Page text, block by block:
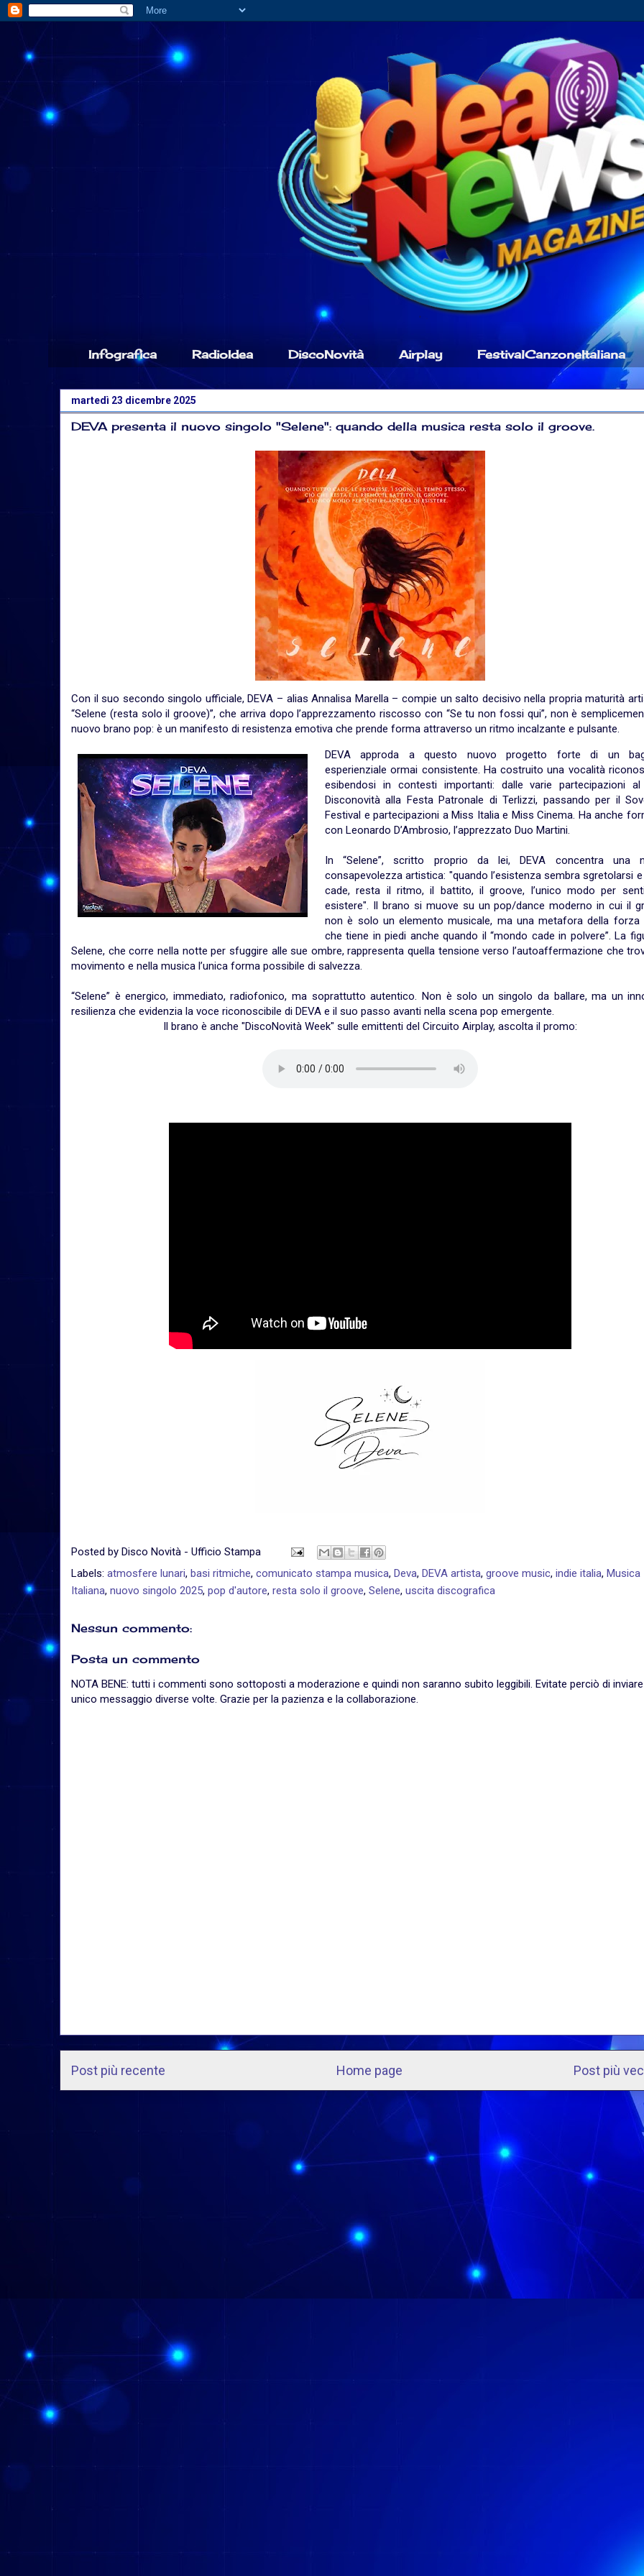
Infografica RadioIdea DiscoNovità Airplay FestivalCanzoneItaliana
martedì 23 dicembre 2025
DEVA presenta il nuovo singolo "Selene": quando della musica resta solo il groove.
Con il suo secondo singolo ufficiale, DEVA – alias Annalisa Marella – compie un salto decisivo nella propria maturità
“Selene (resta solo il groove)”, che arriva dopo l’apprezzamento riscosso con “Se tu non fossi qui”, non è
nuovo brano pop: è un manifesto di resistenza emotiva che prende forma attraverso un ritmo incalzante e pulsante.
DEVA approda a questo nuovo progetto forte di un
esperienziale ormai consistente. Ha costruito una vocalità
esibendosi in contesti importanti: dalle varie partecipazioni al
Disconovità alla Festa Patronale di Terlizzi, passando per il
Festival e partecipazioni a Miss Italia e Miss Cinema. Ha anche
con Leonardo D’Ambrosio, l’apprezzato Duo Martini.
In “Selene”, scritto proprio da lei, DEVA concentra una
consapevolezza artistica: "quando l’esistenza sembra sgretolarsi
cade, resta il ritmo, il battito, il groove, l’unico modo per
esistere". Il brano si muove su un pop/dance moderno in cui il
non è solo un elemento musicale, ma una metafora della forza
che tiene in piedi anche quando il “mondo cade in polvere”. La
Selene, che corre nella notte per sfuggire alle sue ombre, rappresenta quella tensione verso l’autoaffermazione che
movimento e nella musica l’unica forma possibile di salvezza.
“Selene” è energico, immediato, radiofonico, ma soprattutto autentico. Non è solo un singolo da ballare, ma un
resilienza che evidenzia la voce riconoscibile di DEVA e il suo passo avanti nella scena pop emergente.
Il brano è anche "DiscoNovità Week" sulle emittenti del Circuito Airplay, ascolta il promo:
Posted by Disco Novità - Ufficio Stampa
Labels: atmosfere lunari, basi ritmiche, comunicato stampa musica, Deva, DEVA artista, groove music, indie italia, Musica
Italiana, nuovo singolo 2025, pop d'autore, resta solo il groove, Selene, uscita discografica
Nessun commento:
Posta un commento
NOTA BENE: tutti i commenti sono sottoposti a moderazione e quindi non saranno subito leggibili. Evitate perciò di
unico messaggio diverse volte. Grazie per la pazienza e la collaborazione.
Post più recente Post più
Home page